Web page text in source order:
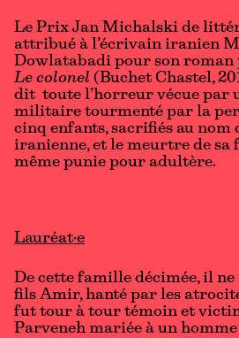
Le Prix Jan Michalski de
attribué à l’écrivain iranien
Dowlatabadi pour son
Le colonel (Buchet Chastel,
dit toute l’horreur vécue par
militaire tourmenté par la
cinq enfants, sacrifiés au nom
iranienne, et le meurtre de sa
même punie pour adultère.
Lauréat·e
De cette famille décimée, il ne
fils Amir, hanté par les
fut tour à tour témoin et
Parveneh mariée à un homme